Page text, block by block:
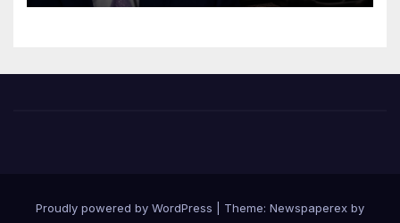
Proudly powered by WordPress
Theme: Newspaperex by